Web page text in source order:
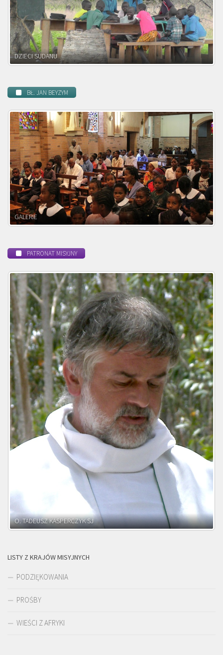
DZIECI ZAMBII
BŁ. JAN BEYZYM
POWOŁANIE MISYJNE
PATRONAT MISYJNY
O. ADNRZEJ LEŚNIARA SJ
LISTY Z KRAJÓW MISYJNYCH
PODZIĘKOWANIA
PROŚBY
WIEŚCI Z AFRYKI